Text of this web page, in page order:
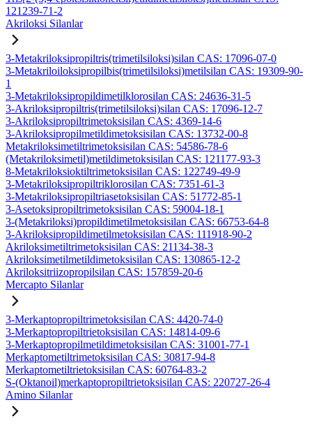
121239-71-2
Akriloksi Silanlar
3-Metakriloksipropiltris(trimetilsiloksi)silan CAS: 17096-07-0
3-Metakriloiloksipropilbis(trimetilsiloksi)metilsilan CAS: 19309-90-
1
3-Metakriloksipropildimetilklorosilan CAS: 24636-31-5
3-Akriloksipropiltris(trimetilsiloksi)silan CAS: 17096-12-7
3-Akriloksipropiltrimetoksisilan CAS: 4369-14-6
3-Akriloksipropilmetildimetoksisilan CAS: 13732-00-8
Metakriloksimetiltrimetoksisilan CAS: 54586-78-6
(Metakriloksimetil)metildimetoksisilan CAS: 121177-93-3
8-Metakriloksioktiltrimetoksisilan CAS: 122749-49-9
3-Metakriloksipropiltriklorosilan CAS: 7351-61-3
3-Metakriloksipropiltriasetoksisilan CAS: 51772-85-1
3-Asetoksipropiltrimetoksisilan CAS: 59004-18-1
3-(Metakriloksi)propildimetilmetoksisilan CAS: 66753-64-8
3-Akriloksipropildimetilmetoksisilan CAS: 111918-90-2
Akriloksimetiltrimetoksisilan CAS: 21134-38-3
Akriloksimetilmetildimetoksisilan CAS: 130865-12-2
Akriloksitriizopropilsilan CAS: 157859-20-6
Mercapto Silanlar
3-Merkaptopropiltrimetoksisilan CAS: 4420-74-0
3-Merkaptopropiltrietoksisilan CAS: 14814-09-6
3-Merkaptopropilmetildimetoksisilan CAS: 31001-77-1
Merkaptometiltrimetoksisilan CAS: 30817-94-8
Merkaptometiltrietoksisilan CAS: 60764-83-2
S-(Oktanoil)merkaptopropiltrietoksisilan CAS: 220727-26-4
Amino Silanlar